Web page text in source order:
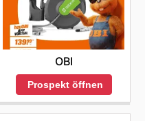
OBI
Prospekt öffnen